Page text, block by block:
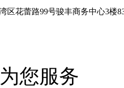
区花蕾路99号骏丰商务中心3楼
您服务